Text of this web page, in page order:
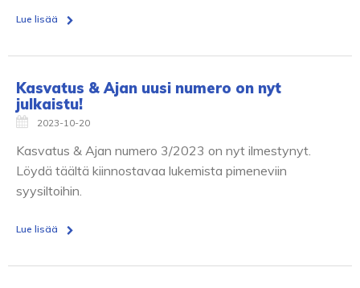
Lue lisää
Kasvatus & Ajan uusi numero on nyt
julkaistu!
2023-10-20
Kasvatus & Ajan numero 3/2023 on nyt ilmestynyt.
Löydä täältä kiinnostavaa lukemista pimeneviin
syysiltoihin.
Lue lisää